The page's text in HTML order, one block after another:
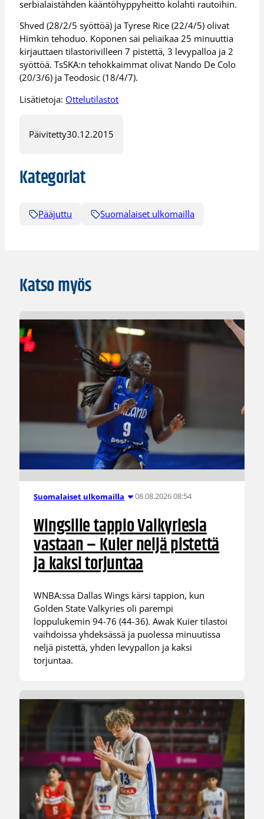
serbialaistähden kääntöhyppyheitto kolahti rautoihin.
Shved (28/2/5 syöttöä) ja Tyrese Rice (22/4/5) olivat
Himkin tehoduo. Koponen sai peliaikaa 25 minuuttia
kirjauttaen tilastorivilleen 7 pistettä, 3 levypalloa ja 2
syöttöä. TsSKA:n tehokkaimmat olivat Nando De Colo
(20/3/6) ja Teodosic (18/4/7).
Lisätietoja: Ottelutilastot
Päivitetty30.12.2015
Kategoriat
Pääjuttu Suomalaiset ulkomailla
Katso myös
Suomalaiset ulkomailla 08.08.2026 08:54
Wingsille tappio Valkyriesia
vastaan – Kuier neljä pistettä
ja kaksi torjuntaa
WNBA:ssa Dallas Wings kärsi tappion, kun
Golden State Valkyries oli parempi
loppulukemin 94-76 (44-36). Awak Kuier tilastoi
vaihdoissa yhdeksässä ja puolessa minuutissa
neljä pistettä, yhden levypallon ja kaksi
torjuntaa.